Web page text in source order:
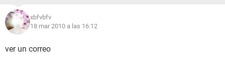
xbfvbfv
18 mar 2010 a las 16:12
ver un correo